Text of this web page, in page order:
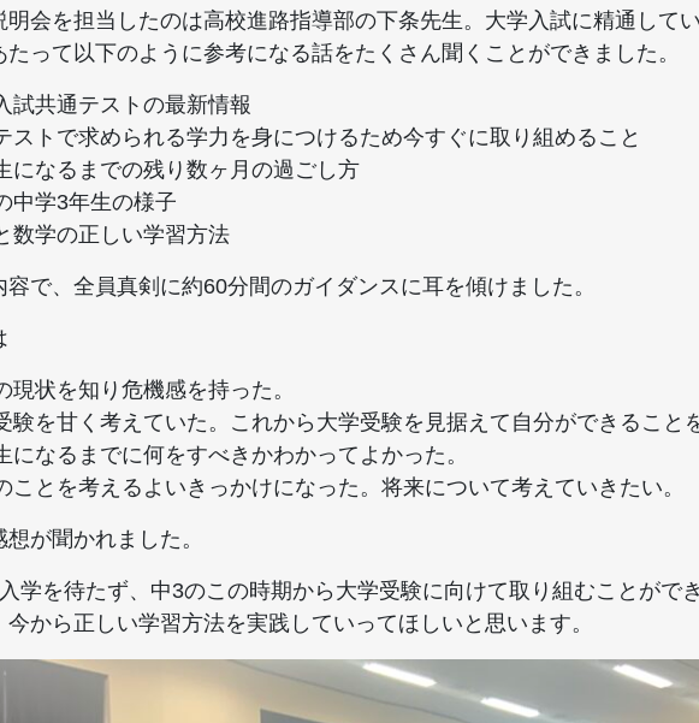
明会を担当したのは高校進路指導部の下条先生。大学入試に精通して
たって以下のように参考になる話をたくさん聞くことができました。
試共通テストの最新情報
ストで求められる学力を身につけるため今すぐに取り組めること
になるまでの残り数ヶ月の過ごし方
中学3年生の様子
数学の正しい学習方法
容で、全員真剣に約60分間のガイダンスに耳を傾けました。
現状を知り危機感を持った。
験を甘く考えていた。これから大学受験を見据えて自分ができること
になるまでに何をすべきかわかってよかった。
ことを考えるよいきっかけになった。将来について考えていきたい。
想が聞かれました。
学を待たず、中3のこの時期から大学受験に向けて取り組むことがで
今から正しい学習方法を実践していってほしいと思います。